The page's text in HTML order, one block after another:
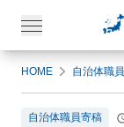
HOME 自治体職
自治体職員寄稿